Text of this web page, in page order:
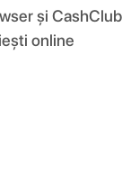
și CashClub
online